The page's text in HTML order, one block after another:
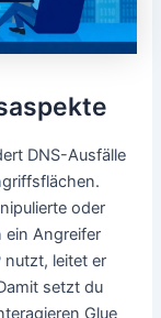
DNS-Ausfälle
oder
ein Angreifer
nutzt, leitet er
setzt du
Glue